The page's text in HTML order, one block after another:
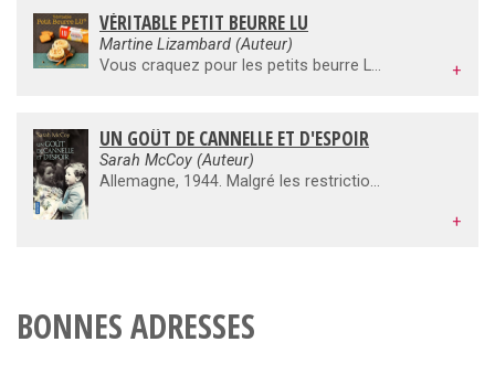
VÉRITABLE PETIT BEURRE LU
Martine Lizambard (Auteur)
Vous craquez pour les petits beurre Lu de votre enfance ? Voici près de 30 idées pour déguster votre douceur préférée en l'associant à toutes sortes d'ingrédients !Avec des fruits d'été, réalisez de délicieuses pêches gratinées aux petits beurre, de magnifiques coupes de fruits rouges au chocolat blanc et au yaourt sur lit de petits beurre ou encore un magnifique crumble aux mirabelles et aux amandes.Les fruits d'hiver ne seront pas en reste avec de délicates mousses pomme-cannelle aux petits beurre, d'irrésistibles petites crèmes aux noisettes et aux petits beurre ou de réconfortantes papillotes de bananes aux petits beurre. Et en toute saison, craquez pour de succulents soufflés glacés au caramel et aux petits beurre, de gourmands mezze sucrés autour du petit beurre ou d'onctueuses petites crèmes au chocolat et aux petits beurre.
+
UN GOÛT DE CANNELLE ET D'ESPOIR
Sarah McCoy (Auteur)
Allemagne, 1944. Malgré les restrictions, les pâtisseries fument à la boulangerie Schmidt. Entre ses parents patriotes, sa sœur volontaire au Lebensborn et son prétendant haut placé dans l'armée nazie, la jeune Elsie, 16 ans, vit de cannelle et d'insouciance. Jusqu'à cette nuit de Noël, où vient toquer à sa porte un petit garçon juif, échappé des camps ... Soixante ans plus tard, au Texas, la journaliste Reba Adams passe devant la vitrine d'une pâtisserie allemande, celle d'Elsie ... Et le reportage qu'elle prépare n'est rien en comparaison de la leçon de vie qu'elle s'apprête à recevoir.
+
BONNES ADRESSES